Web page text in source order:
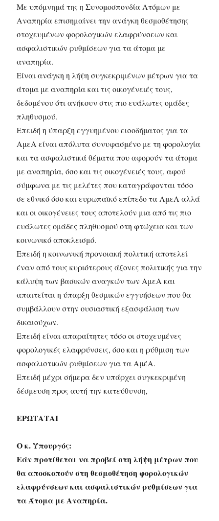
Με υπόμνημά της η Συνομοσπονδία Ατόμων με
Αναπηρία επισημαίνει την ανάγκη θεσμοθέτησης
στοχευμένων φορολογικών ελαφρύνσεων και
ασφαλιστικών ρυθμίσεων για τα άτομα με
αναπηρία.
Είναι ανάγκη η λήψη συγκεκριμένων μέτρων για τα
άτομα με αναπηρία και τις οικογένειές τους,
δεδομένου ότι ανήκουν στις πιο ευάλωτες ομάδες
πληθυσμού.
Επειδή η ύπαρξη εγγυημένου εισοδήματος για τα
ΑμεΑ είναι απόλυτα συνυφασμένο με τη φορολογία
και τα ασφαλιστικά θέματα που αφορούν τα άτομα
με αναπηρία, όσο και τις οικογένειές τους, αφού
σύμφωνα με τις μελέτες που καταγράφονται τόσο
σε εθνικό όσο και ευρωπαϊκό επίπεδο τα ΑμεΑ αλλά
και οι οικογένειες τους αποτελούν μια από τις πιο
ευάλωτες ομάδες πληθυσμού στη φτώχεια και των
κοινωνικό αποκλεισμό.
Επειδή η κοινωνική προνοιακή πολιτική αποτελεί
έναν από τους κυριότερους άξονες πολιτικής για την
κάλυψη των βασικών αναγκών των ΑμεΑ και
απαιτείται η ύπαρξη θεσμικών εγγυήσεων που θα
συμβάλλουν στην ουσιαστική εξασφάλιση των
δικαιούχων.
Επειδή είναι απαραίτητες τόσο οι στοχευμένες
φορολογικές ελαφρύνσεις, όσο και η ρύθμιση των
ασφαλιστικών ρυθμίσεων για τα ΑμέΑ.
Επειδή μέχρι σήμερα δεν υπάρχει συγκεκριμένη
δέσμευση προς αυτή την κατεύθυνση,
ΕΡΩΤΑΤΑΙ
Ο κ. Υπουργός:
Εάν προτίθεται να προβεί στη λήψη μέτρων που
θα αποσκοπούν στη θεσμοθέτηση φορολογικών
ελαφρύνσεων και ασφαλιστικών ρυθμίσεων για
τα Άτομα με Αναπηρία.